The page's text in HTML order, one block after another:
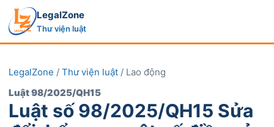
LegalZone
Thư viện luật
LegalZone / Thư viện luật / Lao động
Luật 98/2025/QH15
Luật số 98/2025/QH15 Sửa